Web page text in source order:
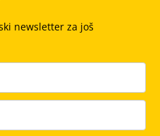
jedan sat
keramičar za kvadrat
ali i lokacija
newsletter za još